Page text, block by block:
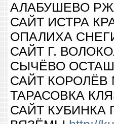
АЛАБУШЕВО
САЙТ ИСТРА
ОПАЛИХА
САЙТ Г.
СЫЧЁВО
САЙТ
ТАРАСОВКА
САЙТ